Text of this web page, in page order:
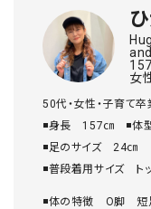
女
50代・女性・子育て卒
◾️身長　157㎝　◾️体
◾️足のサイズ　24㎝
◾️普段着用サイズ　ト
ボトム
◾️体の特徴　O脚　